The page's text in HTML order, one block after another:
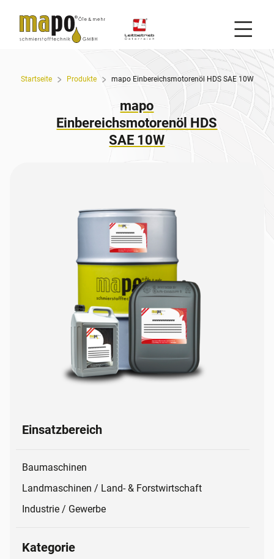
Startseite Produkte mapo Einbereichsmotorenöl HDS SAE 10W
mapo
Einbereichsmotorenöl HDS
SAE 10W
Einsatzbereich
Baumaschinen
Landmaschinen / Land- & Forstwirtschaft
Industrie / Gewerbe
Kategorie